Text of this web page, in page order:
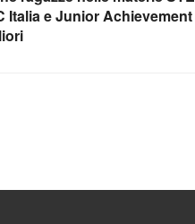
Italia e Junior